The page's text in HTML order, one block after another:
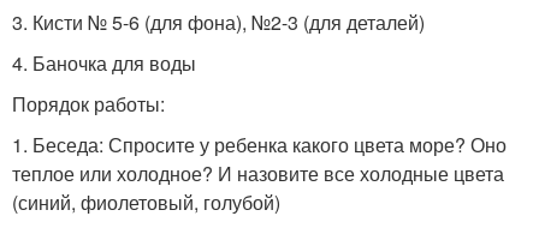
3. Кисти № 5-6 (для фона), №2-3 (для деталей)
4. Баночка для воды
Порядок работы:
1. Беседа: Спросите у ребенка какого цвета море? Оно
теплое или холодное? И назовите все холодные цвета
(синий, фиолетовый, голубой)